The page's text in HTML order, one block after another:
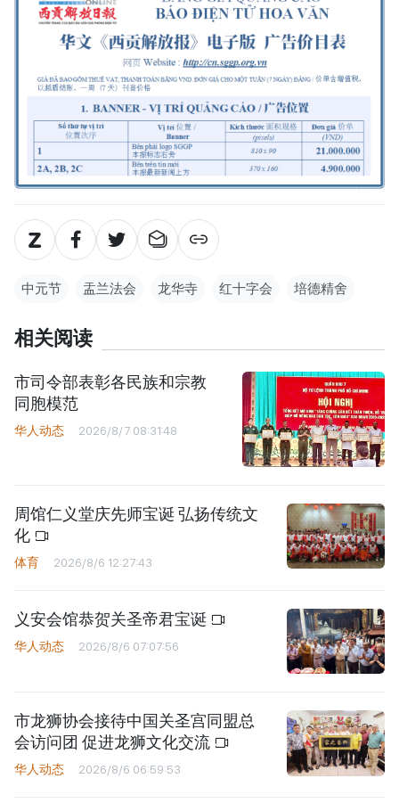
中元节 盂兰法会 龙华寺 红十字会 培德精舍
相关阅读
市司令部表彰各民族和宗教
同胞模范
华人动态 2026/8/7 08:31:48
周馆仁义堂庆先师宝诞 弘扬传统文
化
体育 2026/8/6 12:27:43
义安会馆恭贺关圣帝君宝诞
华人动态 2026/8/6 07:07:56
市龙狮协会接待中国关圣宫同盟总
会访问团 促进龙狮文化交流
华人动态 2026/8/6 06:59:53